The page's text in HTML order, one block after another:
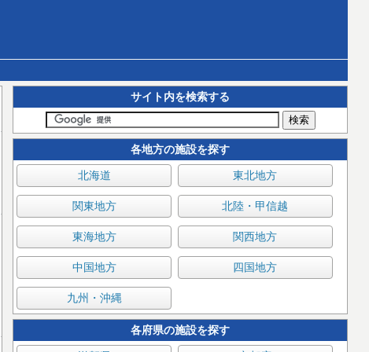
サイト内を検索する
各地方の施設を探す
北海道 東北地方
関東地方 北陸・甲信越
東海地方 関西地方
中国地方 四国地方
九州・沖縄
各府県の施設を探す